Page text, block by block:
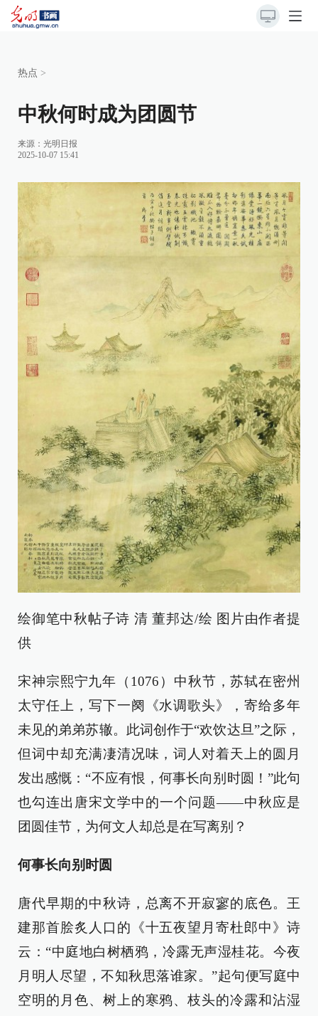
热点 >
中秋何时成为团圆节
来源： 光明日报
2025-10-07 15:41
绘御笔中秋帖子诗 清 董邦达/绘 图片由作者提
供
宋神宗熙宁九年（1076）中秋节，苏轼在密州
太守任上，写下一阕《水调歌头》，寄给多年
未见的弟弟苏辙。此词创作于“欢饮达旦”之际，
但词中却充满凄清况味，词人对着天上的圆月
发出感慨：“不应有恨，何事长向别时圆！”此句
也勾连出唐宋文学中的一个问题——中秋应是
团圆佳节，为何文人却总是在写离别？
何事长向别时圆
唐代早期的中秋诗，总离不开寂寥的底色。王
建那首脍炙人口的《十五夜望月寄杜郎中》诗
云：“中庭地白树栖鸦，冷露无声湿桂花。今夜
月明人尽望，不知秋思落谁家。”起句便写庭中
空明的月色、树上的寒鸦、枝头的冷露和沾湿